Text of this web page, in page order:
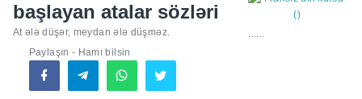
başlayan atalar sözləri
At ələ düşər, meydan ələ düşməz.
Paylaşın - Hamı bilsin
......